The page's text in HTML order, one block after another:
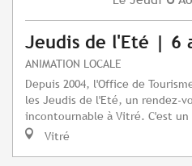
Jeudis de l'Eté | 6
ANIMATION LOCALE
Depuis 2004, l'Office de
les Jeudis de l'Eté, un rendez-
incontournable à Vitré. C'est
Vitré